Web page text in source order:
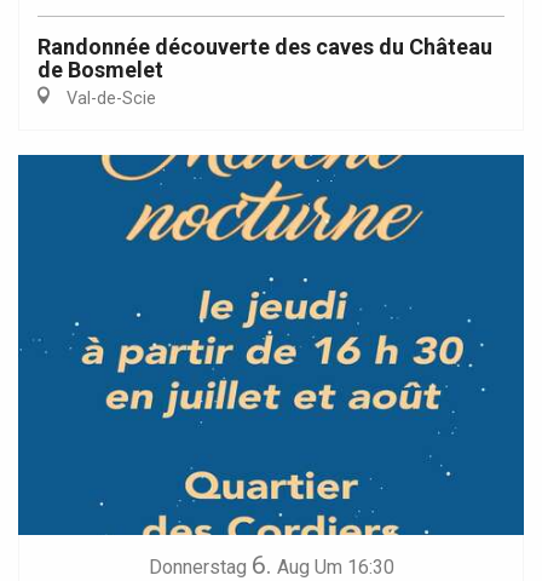
Randonnée découverte des caves du Château
de Bosmelet
Val-de-Scie
Donnerstag 6. Aug Um 16:30